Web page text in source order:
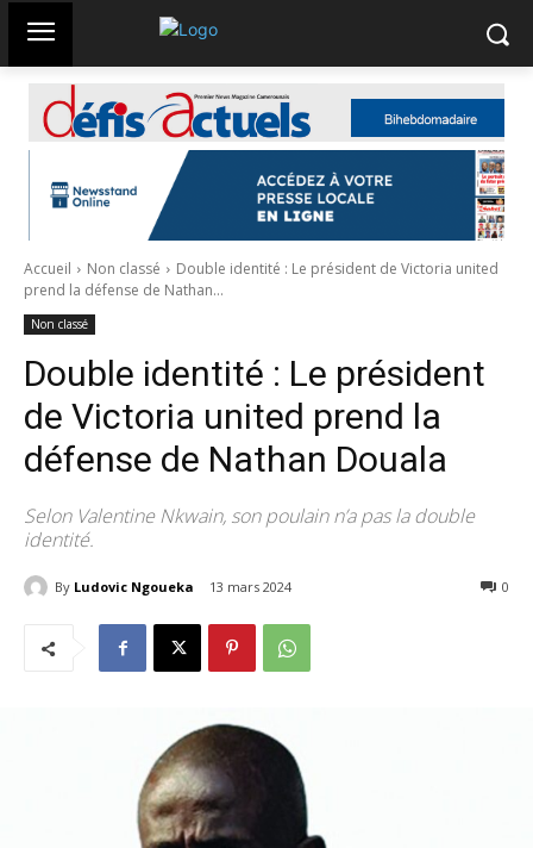
Accueil Non classé
Double identité : Le président de Victoria united
prend la défense de Nathan...
Non classé
Double identité : Le président
de Victoria united prend la
défense de Nathan Douala
Selon Valentine Nkwain, son poulain n’a pas la double
identité.
By Ludovic Ngoueka 13 mars 2024 0